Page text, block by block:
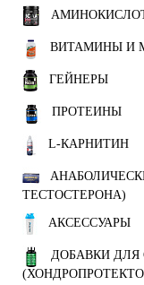
ВИТАМИНЫ И
ГЕЙНЕРЫ
ПРОТЕИНЫ
L-КАРНИТИН
ТЕСТОСТЕРОНА)
АКСЕССУАРЫ
ДОБАВКИ ДЛЯ